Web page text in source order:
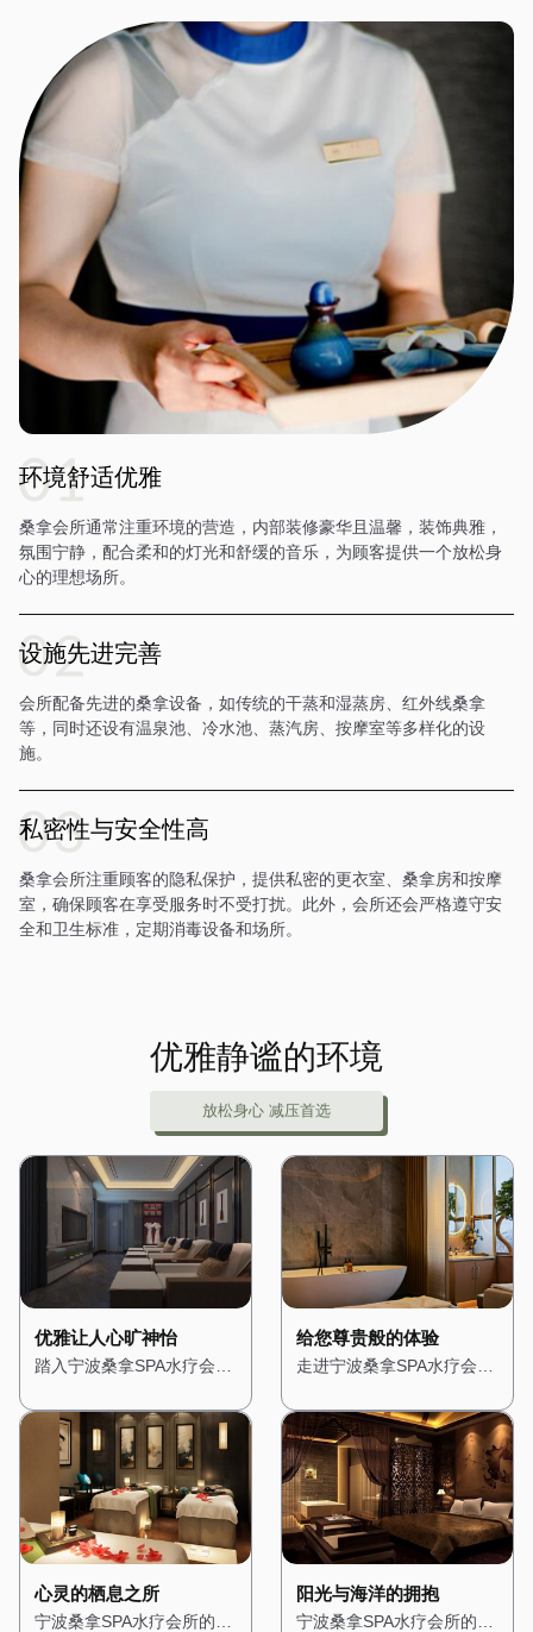
环境舒适优雅
桑拿会所通常注重环境的营造，内部装修豪华且温馨，装饰典雅，
氛围宁静，配合柔和的灯光和舒缓的音乐，为顾客提供一个放松身
心的理想场所。
设施先进完善
会所配备先进的桑拿设备，如传统的干蒸和湿蒸房、红外线桑拿
等，同时还设有温泉池、冷水池、蒸汽房、按摩室等多样化的设
施。
私密性与安全性高
桑拿会所注重顾客的隐私保护，提供私密的更衣室、桑拿房和按摩
室，确保顾客在享受服务时不受打扰。此外，会所还会严格遵守安
全和卫生标准，定期消毒设备和场所。
优雅静谧的环境
放松身心 减压首选
优雅让人心旷神怡
踏入宁波桑拿SPA水疗会
绿洲。会所位于城市的中心
地带，却巧妙地隔绝了外界
的喧嚣。一进门，便被满眼
的绿植所吸引，仿佛置身于
热带雨林之中。墙壁上爬满
了青藤，空气中弥漫着淡淡
的薰衣草香，让人心旷神
怡。 会所的装修风格融合
了自然与现代元素，木质的
给您尊贵般的体验
走进宁波桑拿SPA水疗会
宫殿。从大门开始，便能感
受到浓浓的贵族气息。高挑
的天花板上悬挂着华丽的水
晶吊灯，散发出柔和而璀璨
的光芒。墙壁上装饰着精美
的壁画，描绘着古罗马的神
话故事，让人仿佛穿越时
空。 会所的装修风格融合
了古典与现代元素，大理石
心灵的栖息之所
宁波桑拿SPA水疗会所的设
阳光与海洋的拥抱
宁波桑拿SPA水疗会所的设